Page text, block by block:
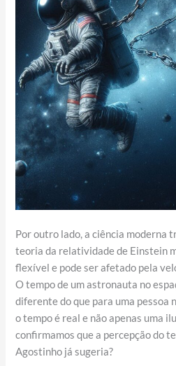
Por outro lado, a ciência moderna
teoria da relatividade de Einstein
flexível e pode ser afetado pela
O tempo de um astronauta no
diferente do que para uma pessoa
o tempo é real e não apenas uma
confirmamos que a percepção do
Agostinho já sugeria?